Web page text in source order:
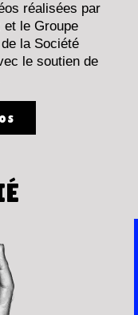
réalisées par
et le Groupe
la Société
le soutien de